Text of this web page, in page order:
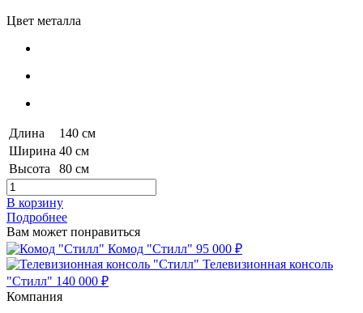
Цвет металла
Длина
140 см
Ширина 40 см
Высота
80 см
В корзину
Подробнее
Вам может понравиться
Комод "Стилл" 95 000 ₽
Телевизионная консоль
"Стилл" 140 000 ₽
Компания